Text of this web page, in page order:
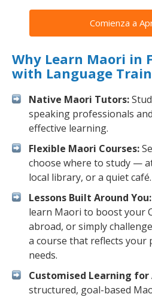
Comienza a
Why Learn Maori in
with Language
Native Maori Tutors:
speaking professionals
effective learning.
Flexible Maori Courses:
choose where to study —
local library, or a quiet café.
Lessons Built Around You:
learn Maori to boost your
abroad, or simply
a course that reflects your
needs.
Customised Learning for
structured, goal-based